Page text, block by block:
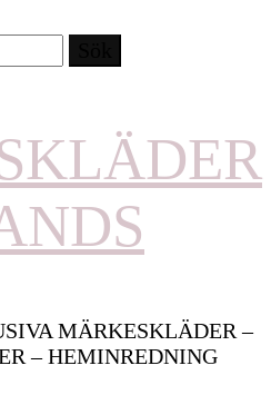
MÄRKESKLÄDER –
– HEMINREDNING